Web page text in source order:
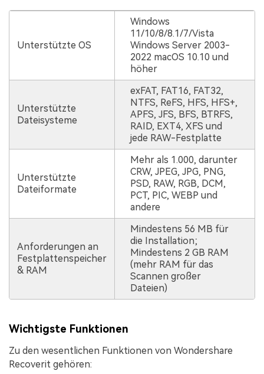
Unterstützte OS
Windows
11/10/8/8.1/7/Vista
Windows Server 2003-
2022 macOS 10.10 und
höher
Unterstützte
Dateisysteme
exFAT, FAT16, FAT32,
NTFS, ReFS, HFS, HFS+,
APFS, JFS, BFS, BTRFS,
RAID, EXT4, XFS und
jede RAW-Festplatte
Unterstützte
Dateiformate
Mehr als 1.000, darunter
CRW, JPEG, JPG, PNG,
PSD, RAW, RGB, DCM,
PCT, PIC, WEBP und
andere
Anforderungen an
Festplattenspeicher
& RAM
Mindestens 56 MB für
die Installation;
Mindestens 2 GB RAM
(mehr RAM für das
Scannen großer
Dateien)
Wichtigste Funktionen
Zu den wesentlichen Funktionen von Wondershare
Recoverit gehören: